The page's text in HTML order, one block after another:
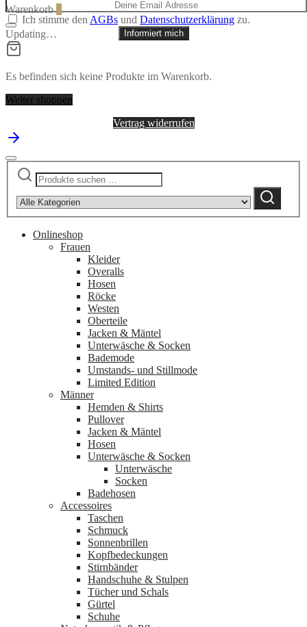
Ich stimme den AGBs und Datenschutzerklärung zu.
Informiert mich
Warenkorb
Updating…
Es befinden sich keine Produkte im Warenkorb.
Weiter shoppen
Vertrag widerrufen
Suchen
nach:
category:
Suchen
Onlineshop
Frauen
Kleider
Overalls
Hosen
Röcke
Westen
Oberteile
Jacken & Mäntel
Unterwäsche & Socken
Bademode
Umstands- und Stillmode
Limited Edition
Männer
Hemden & Shirts
Pullover
Jacken & Mäntel
Hosen
Unterwäsche & Socken
Unterwäsche
Socken
Badehosen
Accessoires
Taschen
Schmuck
Sonnenbrillen
Kopfbedeckungen
Stirnbänder
Handschuhe & Stulpen
Tücher und Schals
Gürtel
Schuhe